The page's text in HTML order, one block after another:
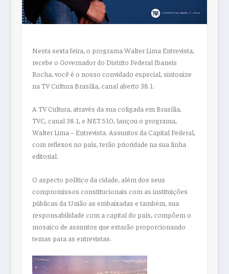
Nesta sexta feira, o programa Walter Lima Entrevista,
recebe o Governador do Distrito Federal Ibaneis
Rocha, você é o nosso convidado especial, sintonize
na TV Cultura Brasília, canal aberto 38.1.
A TV Cultura, através da sua coligada em Brasília,
TVC, canal 38.1, e NET 510, lançou o programa,
Walter Lima – Entrevista. Assuntos da Capital Federal,
com reflexos no país, terão prioridade na sua linha
editorial.
O aspecto político da cidade, além dos seus
compromissos constitucionais com as instituições
públicas da União as embaixadas e também, sua
responsabilidade com a capital do país, compõem o
mosaico de assuntos que estarão proporcionando
temas para as entrevistas.